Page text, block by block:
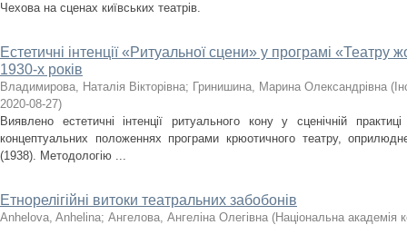
Чехова на сценах київських театрів.
Естетичні інтенції «Ритуальної сцени» у програмі «Театру
1930-х років
Владимирова, Наталія Вікторівна; Гринишина, Марина Олександрівна (
2020-08-27)
Виявлено естетичні інтенції ритуального кону у сценічній
концептуальних положеннях програми крюотичного театру,
(1938). Методологію ...
Етнорелігійні витоки театральних забобонів
Anhelova, Anhelina; Ангелова, Ангеліна Олегівна (Національна академія